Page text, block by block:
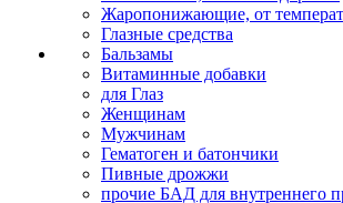
Жаропонижающие, от
Глазные средства
Бальзамы
Витаминные добавки
для Глаз
Женщинам
Мужчинам
Гематоген и батончики
Пивные дрожжи
прочие БАД для внутреннего